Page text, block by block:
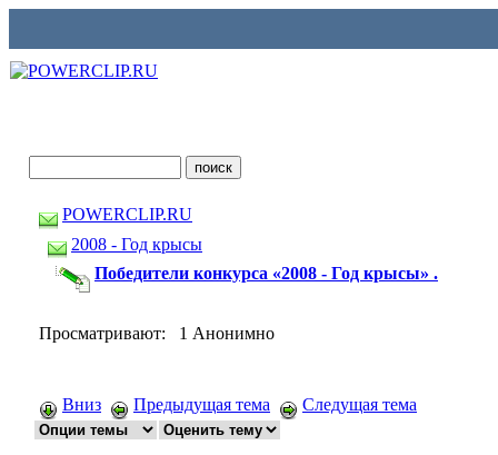
POWERCLIP.RU
2008 - Год крысы
Победители конкурса «2008 - Год крысы» .
Просматривают: 1 Анонимно
Вниз Предыдущая тема Следущая тема